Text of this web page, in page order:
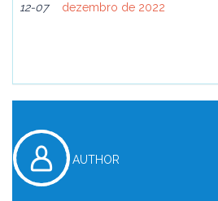
12-07
dezembro de 2022
AUTHOR